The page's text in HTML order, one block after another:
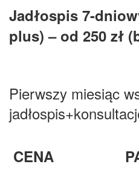
Jadłospis 7-
plus) – od 250 zł
Pierwszy miesiąc
CENA